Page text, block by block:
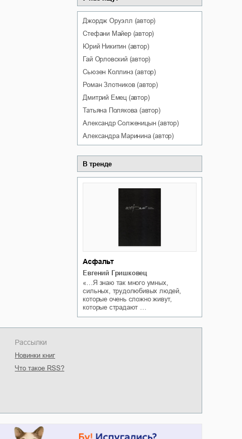
Джордж Оруэлл (автор)
Стефани Майер(автор)
Юрий Никитин(автор)
Гай Орловский(автор)
Сьюзен Коллинз(автор)
Роман Злотников(автор)
Дмитрий Емец(автор)
Татьяна Полякова (автор)
Александр Солженицын(автор)
Александра Маринина(автор)
В тренде
Асфальт
Евгений Гришковец
«…Я знаю так много умных,
сильных, трудолюбивых людей,
которые очень сложно живут,
которые страдают …
Рассылки
Новинки книг
Что такое RSS?